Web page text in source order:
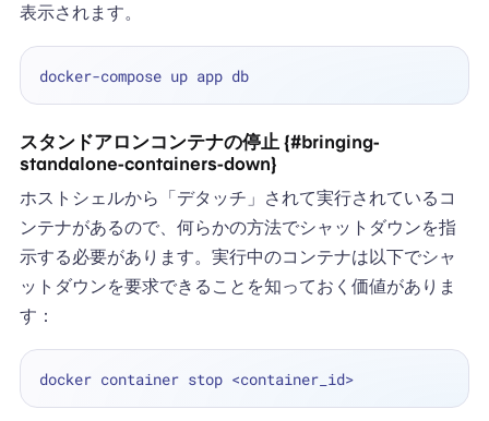
表示されます。
スタンドアロンコンテナの停止 {#bringing-
standalone-containers-down}
ホストシェルから「デタッチ」されて実行されているコ
ンテナがあるので、何らかの方法でシャットダウンを指
示する必要があります。実行中のコンテナは以下でシャ
ットダウンを要求できることを知っておく価値がありま
す：